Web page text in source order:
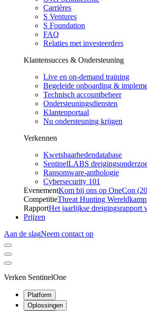
Carrières
S Ventures
S Foundation
FAQ
Relaties met investeerders
Klantensucces & Ondersteuning
Live en on-demand training
Begeleide onboarding &
Technisch accountbeheer
Ondersteuningsdiensten
Klantenportaal
Nu ondersteuning krijgen
Verkennen
Kwetsbaarhedendatabase
SentinelLABS
Ransomware-anthologie
Cybersecurity 101
EvenementKom bij ons op OneCon
CompetitieThreat Hunting
RapportHet jaarlijkse dreigingsrapport
Prijzen
Aan de slagNeem contact op
Verken SentinelOne
Platform
Oplossingen